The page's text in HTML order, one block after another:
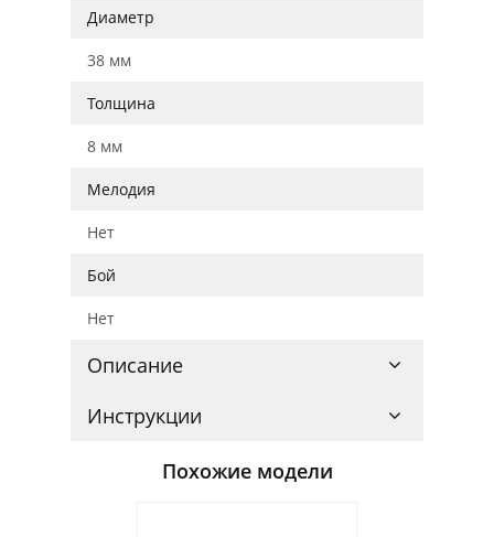
Диаметр
38 мм
Толщина
8 мм
Мелодия
Нет
Бой
Нет
Описание
Инструкции
Похожие модели